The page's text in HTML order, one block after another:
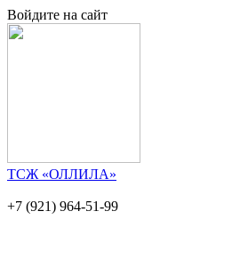
Войдите на сайт
ТСЖ «ОЛЛИЛА»
+7 (921) 964-51-99